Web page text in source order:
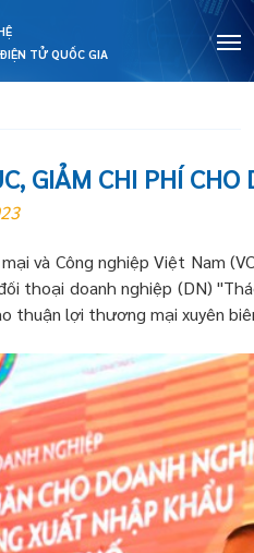
TỬ QUỐC GIA
GIẢM CHI PHÍ CHO
và Công nghiệp Việt Nam
thoại doanh nghiệp (DN)
thuận lợi thương mại xuyên